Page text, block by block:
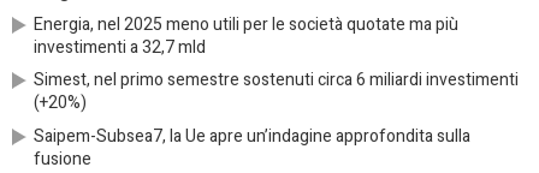
Energia, nel 2025 meno utili per le società quotate ma più
investimenti a 32,7 mld
Simest, nel primo semestre sostenuti circa 6 miliardi investimenti
(+20%)
Saipem-Subsea7, la Ue apre un’indagine approfondita sulla
fusione